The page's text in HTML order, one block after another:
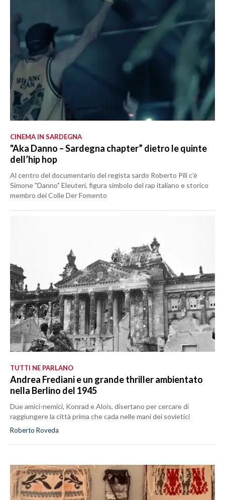
CINEMA IN SARDEGNA
"Aka Danno – Sardegna chapter” dietro le quinte
dell’hip hop
Al centro del documentario del regista sardo Roberto Pili c’è
Simone "Danno" Eleuteri, figura simbolo del rap italiano e storico
membro dei Colle Der Fomento
TUTTI NE PARLANO
Andrea Frediani e un grande thriller ambientato
nella Berlino del 1945
Due amici-nemici, Konrad e Alois, disertano per cercare di
raggiungere la città prima che cada nelle mani dei sovietici
Roberto Roveda